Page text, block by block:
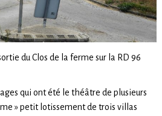
du Clos de la ferme sur la RD 96
qui ont été le théâtre de plusieurs
» petit lotissement de trois villas